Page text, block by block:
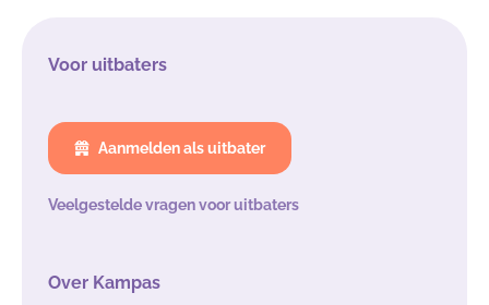
Voor uitbaters
Aanmelden als uitbater
Veelgestelde vragen voor uitbaters
Over Kampas